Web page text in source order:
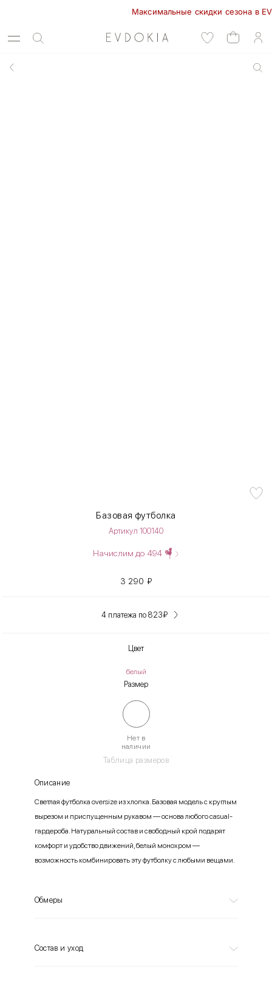
Максимальные скидки сезона в
Базовая футболка
Артикул 100140
Начислим до 494
3 290 ₽
4 платежа по 823₽
Цвет
белый
Размер
Таблица размеров
Нет в
наличии
Описание
Светлая футболка oversize из хлопка. Базовая модель с круглым
вырезом и приспущенным рукавом — основа любого casual-
гардероба. Натуральный состав и свободный крой подарят
комфорт и удобство движений, белый монохром —
возможность комбинировать эту футболку с любыми вещами.
Обмеры
Состав и уход